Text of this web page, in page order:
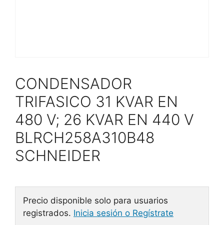
CONDENSADOR
TRIFASICO 31 KVAR EN
480 V; 26 KVAR EN 440 V
BLRCH258A310B48
SCHNEIDER
Precio disponible solo para usuarios
registrados. Inicia sesión o Regístrate